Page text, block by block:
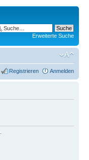
Erweiterte Suche
Registrieren Anmelden